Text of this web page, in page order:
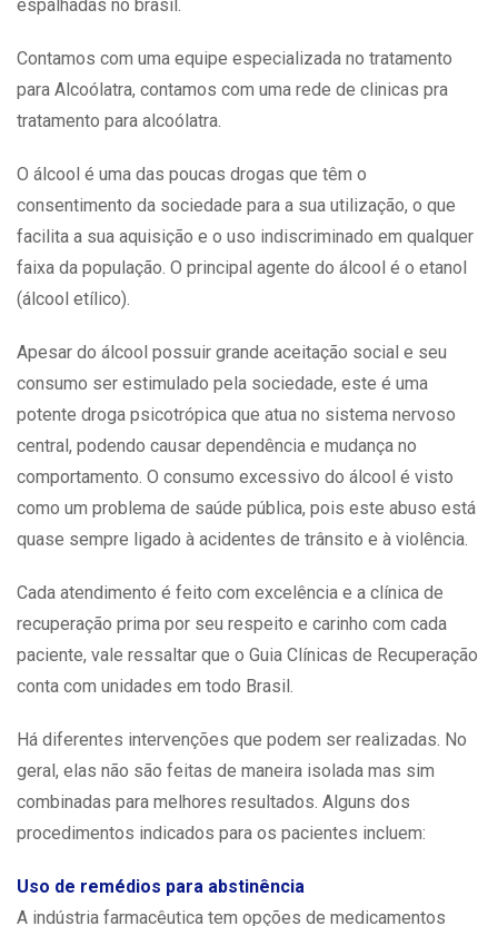
espalhadas no brasil.
Contamos com uma equipe especializada no tratamento
para Alcoólatra, contamos com uma rede de clinicas pra
tratamento para alcoólatra.
O álcool é uma das poucas drogas que têm o
consentimento da sociedade para a sua utilização, o que
facilita a sua aquisição e o uso indiscriminado em qualquer
faixa da população. O principal agente do álcool é o etanol
(álcool etílico).
Apesar do álcool possuir grande aceitação social e seu
consumo ser estimulado pela sociedade, este é uma
potente droga psicotrópica que atua no sistema nervoso
central, podendo causar dependência e mudança no
comportamento. O consumo excessivo do álcool é visto
como um problema de saúde pública, pois este abuso está
quase sempre ligado à acidentes de trânsito e à violência.
Cada atendimento é feito com excelência e a clínica de
recuperação prima por seu respeito e carinho com cada
paciente, vale ressaltar que o Guia Clínicas de Recuperação
conta com unidades em todo Brasil.
Há diferentes intervenções que podem ser realizadas. No
geral, elas não são feitas de maneira isolada mas sim
combinadas para melhores resultados. Alguns dos
procedimentos indicados para os pacientes incluem:
Uso de remédios para abstinência
A indústria farmacêutica tem opções de medicamentos